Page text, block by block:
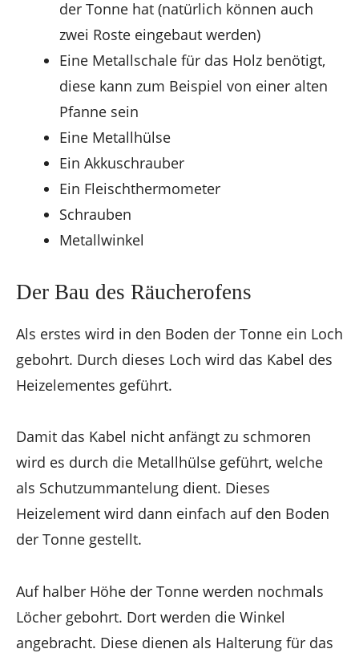
der Tonne hat (natürlich können auch
zwei Roste eingebaut werden)
Eine Metallschale für das Holz benötigt,
diese kann zum Beispiel von einer alten
Pfanne sein
Eine Metallhülse
Ein Akkuschrauber
Ein Fleischthermometer
Schrauben
Metallwinkel
Der Bau des Räucherofens
Als erstes wird in den Boden der Tonne ein Loch
gebohrt. Durch dieses Loch wird das Kabel des
Heizelementes geführt.
Damit das Kabel nicht anfängt zu schmoren
wird es durch die Metallhülse geführt, welche
als Schutzummantelung dient. Dieses
Heizelement wird dann einfach auf den Boden
der Tonne gestellt.
Auf halber Höhe der Tonne werden nochmals
Löcher gebohrt. Dort werden die Winkel
angebracht. Diese dienen als Halterung für das